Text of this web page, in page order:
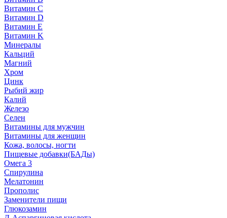
Витамин C
Витамин D
Витамин E
Витамин K
Минералы
Кальций
Магний
Хром
Цинк
Рыбий жир
Калий
Железо
Селен
Витамины для мужчин
Витамины для женщин
Кожа, волосы, ногти
Пищевые добавки(БАДы)
Омега 3
Спирулина
Мелатонин
Прополис
Заменители пищи
Глюкозамин